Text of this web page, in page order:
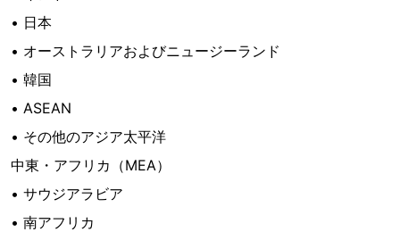
• 日本
• オーストラリアおよびニュージーランド
• 韓国
• ASEAN
• その他のアジア太平洋
中東・アフリカ（MEA）
• サウジアラビア
• 南アフリカ